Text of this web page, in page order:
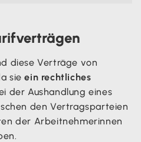
diese Verträge von
sieein rechtliches
der Aushandlung eines
den Vertragsparteien
der Arbeitnehmerinnen